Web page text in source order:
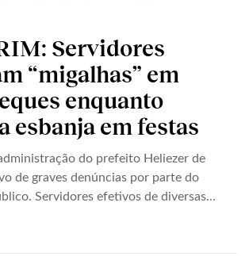
Servidores
“migalhas” em
enquanto
esbanja em festas
do prefeito Heliezer de
de graves denúncias por parte do
Servidores efetivos de diversas...